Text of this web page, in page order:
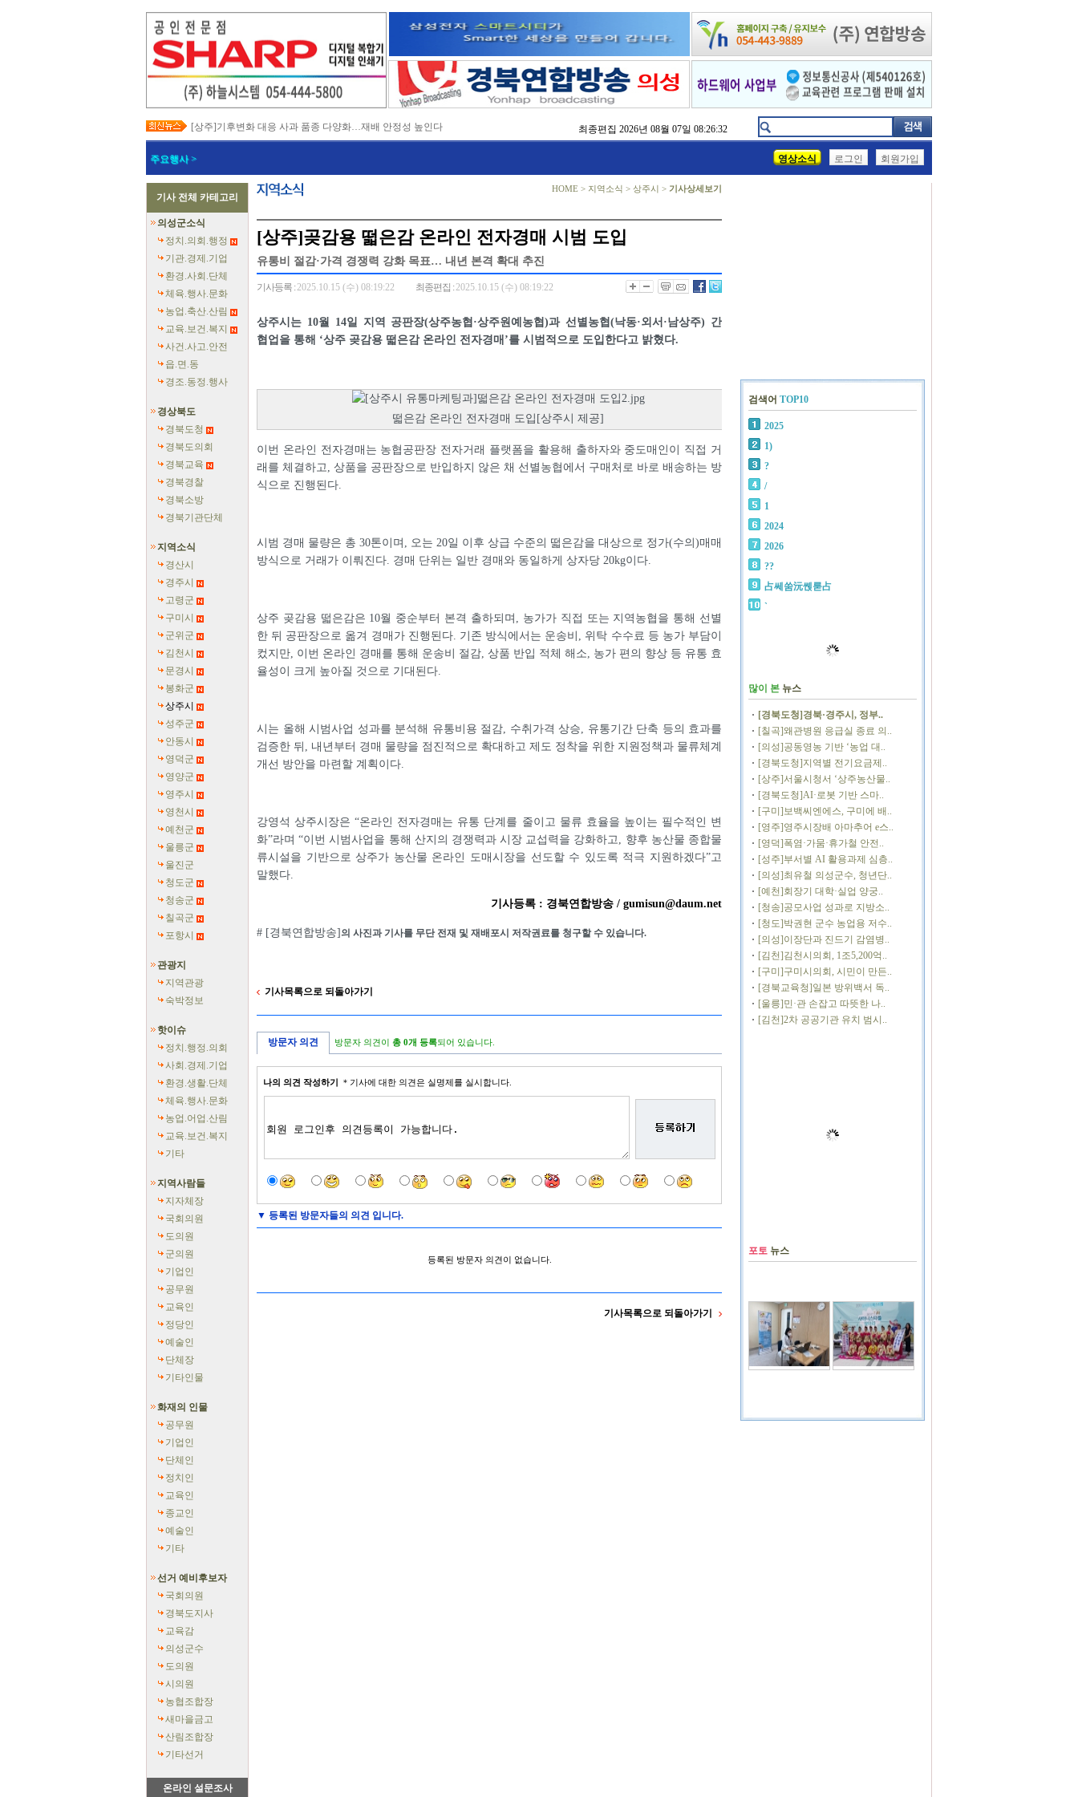
[상주]기후변화 대응 사과 품종 다양화…재배 안정성 높인다
[봉화]‘K-베트남 밸리 특구’ 최종 지정…3,476억 투입
[김천]지방세입 체납관리단 본격 가동…맞춤형 징수 나선다
[고령]가뭄 장기화 총력 대응…농업용수 확보 긴급 지원
[경주]경주역 KTX·KTX-이음 증편…수도권 접근성 높인다
[경북교육청]‘수리력+ 웹 콘텐츠’ 개발…맞춤형 수학 학습 지원
[경북도청]‘말산업 특구’ 키운다…한국마사회 영천 유치 공동전선
[구미]예능 타고 뜬 구미 관광…‘갓 튀긴 라면’ 판매량 6배 껑충
[경북교육청]일본 방위백서 독도 영유권 주장 강력 규탄
최종편집 2026년 08월 07일 08:26:32
주요행사 > 영상소식 로그인 회원가입
기사 전체 카테고리
의성군소식
정치.의회.행정
기관.경제.기업
환경.사회.단체
체육.행사.문화
농업.축산.산림
교육.보건.복지
사건.사고.안전
읍.면.동
경조.동정.행사
경상북도
경북도청
경북도의회
경북교육
경북경찰
경북소방
경북기관단체
지역소식
경산시
경주시
고령군
구미시
군위군
김천시
문경시
봉화군
상주시
성주군
안동시
영덕군
영양군
영주시
영천시
예천군
울릉군
울진군
청도군
청송군
칠곡군
포항시
관광지
지역관광
숙박정보
핫이슈
정치.행정.의회
사회.경제.기업
환경.생활.단체
체육.행사.문화
농업.어업.산림
교육.보건.복지
기타
지역사람들
지자체장
국회의원
도의원
군의원
기업인
공무원
교육인
정당인
예술인
단체장
기타인물
화재의 인물
공무원
기업인
단체인
정치인
교육인
종교인
예술인
기타
선거 예비후보자
국회의원
경북도지사
교육감
의성군수
도의원
시의원
농협조합장
새마을금고
산림조합장
기타선거
온라인 설문조사
HOME > 지역소식 > 상주시 > 기사상세보기
[상주]곶감용 떫은감 온라인 전자경매 시범 도입
유통비 절감·가격 경쟁력 강화 목표… 내년 본격 확대 추진
기사등록 :2025.10.15 (수) 08:19:22 최종편집 :2025.10.15 (수) 08:19:22
상주시는 10월 14일 지역 공판장(상주농협·상주원예농협)과 선별농협(낙동·외서·남상주) 간
협업을 통해 ‘상주 곶감용 떫은감 온라인 전자경매’를 시범적으로 도입한다고 밝혔다.
떫은감 온라인 전자경매 도입[상주시 제공]
이번 온라인 전자경매는 농협공판장 전자거래 플랫폼을 활용해 출하자와 중도매인이 직접 거
래를 체결하고, 상품을 공판장으로 반입하지 않은 채 선별농협에서 구매처로 바로 배송하는 방
식으로 진행된다.
시범 경매 물량은 총 30톤이며, 오는 20일 이후 상급 수준의 떫은감을 대상으로 정가(수의)매매
방식으로 거래가 이뤄진다. 경매 단위는 일반 경매와 동일하게 상자당 20kg이다.
상주 곶감용 떫은감은 10월 중순부터 본격 출하되며, 농가가 직접 또는 지역농협을 통해 선별
한 뒤 공판장으로 옮겨 경매가 진행된다. 기존 방식에서는 운송비, 위탁 수수료 등 농가 부담이
컸지만, 이번 온라인 경매를 통해 운송비 절감, 상품 반입 적체 해소, 농가 편의 향상 등 유통 효
율성이 크게 높아질 것으로 기대된다.
시는 올해 시범사업 성과를 분석해 유통비용 절감, 수취가격 상승, 유통기간 단축 등의 효과를
검증한 뒤, 내년부터 경매 물량을 점진적으로 확대하고 제도 정착을 위한 지원정책과 물류체계
개선 방안을 마련할 계획이다.
강영석 상주시장은 “온라인 전자경매는 유통 단계를 줄이고 물류 효율을 높이는 필수적인 변
화”라며 “이번 시범사업을 통해 산지의 경쟁력과 시장 교섭력을 강화하고, 향후 농산물 종합물
류시설을 기반으로 상주가 농산물 온라인 도매시장을 선도할 수 있도록 적극 지원하겠다”고
말했다.
기사등록 : 경북연합방송 / gumisun@daum.net
# [경북연합방송]의 사진과 기사를 무단 전재 및 재배포시 저작권료를 청구할 수 있습니다.
기사목록으로 되돌아가기
방문자 의견 방문자 의견이 총 0개 등록되어 있습니다.
나의 의견 작성하기 ＊기사에 대한 의견은 실명제를 실시합니다.
▼ 등록된 방문자들의 의견 입니다.
등록된 방문자 의견이 없습니다.
기사목록으로 되돌아가기
검색어 TOP10
2025
1)
?
/
1
2024
2026
??
占쎄쑴沅쏁룯占
`
많이 본 뉴스
[경북도청]경북·경주시, 정부..
[칠곡]왜관병원 응급실 종료 의..
[의성]공동영농 기반 ‘농업 대..
[경북도청]지역별 전기요금제..
[상주]서울시청서 ‘상주농산물..
[경북도청]AI·로봇 기반 스마..
[구미]보백씨엔에스, 구미에 배..
[영주]영주시장배 아마추어 e스..
[영덕]폭염·가뭄·휴가철 안전..
[성주]부서별 AI 활용과제 심층..
[의성]최유철 의성군수, 청년단..
[예천]회장기 대학·실업 양궁..
[청송]공모사업 성과로 지방소..
[청도]박권현 군수 농업용 저수..
[의성]이장단과 진드기 감염병..
[김천]김천시의회, 1조5,200억..
[구미]구미시의회, 시민이 만든..
[경북교육청]일본 방위백서 독..
[울릉]민·관 손잡고 따뜻한 나..
[김천]2차 공공기관 유치 범시..
포토 뉴스